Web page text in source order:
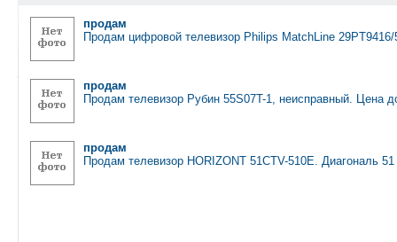
продам
Продам цифровой телевизор Philips MatchLine
продам
Продам телевизор Рубин 55S07T-1, неисправный. Цена
продам
Продам телевизор HORIZONT 51CTV-510E. Диагональ